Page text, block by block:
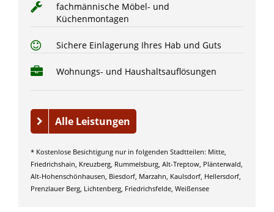
fachmännische Möbel- und
Küchenmontagen
Sichere Einlagerung Ihres Hab und Guts
Wohnungs- und Haushaltsauflösungen
Alle Leistungen
* Kostenlose Besichtigung nur in folgenden Stadtteilen: Mitte,
Friedrichshain, Kreuzberg, Rummelsburg, Alt-Treptow, Plänterwald,
Alt-Hohenschönhausen, Biesdorf, Marzahn, Kaulsdorf, Hellersdorf,
Prenzlauer Berg, Lichtenberg, Friedrichsfelde, Weißensee